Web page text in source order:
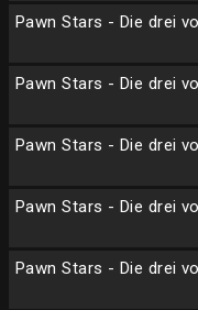
Pawn Stars - Die drei
Pawn Stars - Die drei
Pawn Stars - Die drei
Pawn Stars - Die drei
Pawn Stars - Die drei